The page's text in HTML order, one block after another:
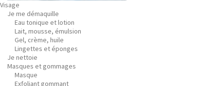
Visage
Je me démaquille
Eau tonique et lotion
Lait, mousse, émulsion
Gel, crème, huile
Lingettes et éponges
Je nettoie
Masques et gommages
Masque
Exfoliant gommant